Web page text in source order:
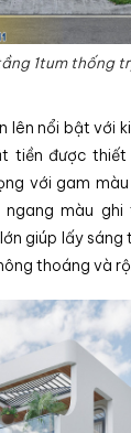
1tum thống
lên nổi bật với
tiền được thiết
với gam
màu ghi
giúp lấy sáng
thoáng và